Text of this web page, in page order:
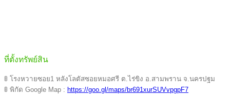
ที่ตั้งทรัพย์สิน
🚦 โรงหวายซอย1 หลังโลตัสซอยหมอศรี ต.ไร่ขิง อ.สามพราน จ.นครปฐม
🚦 พิกัด Google Map : https://goo.gl/maps/br691xurSUVvpgpF7